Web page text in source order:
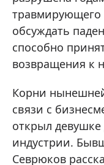
травмирующего
обсуждать
способно
возвращения к
Корни
связи с
открыл девушке
индустрии.
Севрюков